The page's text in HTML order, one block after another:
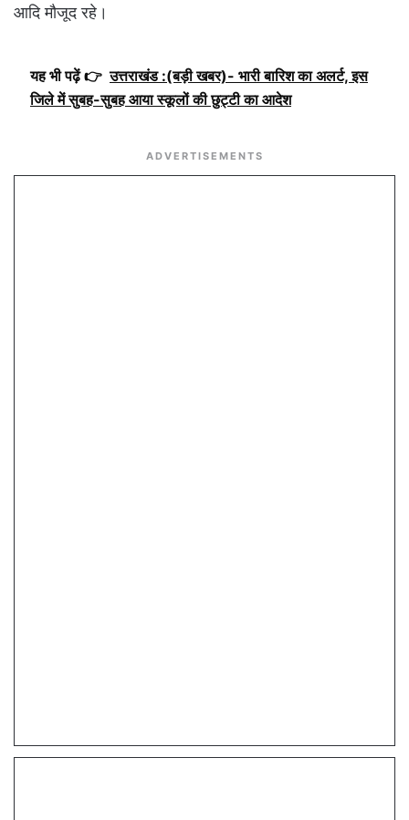
आदि मौजूद रहे।
यह भी पढ़ें 👉 उत्तराखंड :(बड़ी खबर)- भारी बारिश का अलर्ट, इस
जिले में सुबह-सुबह आया स्कूलों की छुट्टी का आदेश
ADVERTISEMENTS